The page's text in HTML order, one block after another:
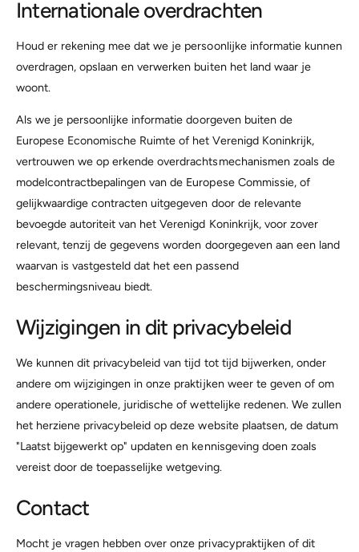
Internationale overdrachten
Houd er rekening mee dat we je persoonlijke informatie kunnen
overdragen, opslaan en verwerken buiten het land waar je
woont.
Als we je persoonlijke informatie doorgeven buiten de
Europese Economische Ruimte of het Verenigd Koninkrijk,
vertrouwen we op erkende overdrachtsmechanismen zoals de
modelcontractbepalingen van de Europese Commissie, of
gelijkwaardige contracten uitgegeven door de relevante
bevoegde autoriteit van het Verenigd Koninkrijk, voor zover
relevant, tenzij de gegevens worden doorgegeven aan een land
waarvan is vastgesteld dat het een passend
beschermingsniveau biedt.
Wijzigingen in dit privacybeleid
We kunnen dit privacybeleid van tijd tot tijd bijwerken, onder
andere om wijzigingen in onze praktijken weer te geven of om
andere operationele, juridische of wettelijke redenen. We zullen
het herziene privacybeleid op deze website plaatsen, de datum
"Laatst bijgewerkt op" updaten en kennisgeving doen zoals
vereist door de toepasselijke wetgeving.
Contact
Mocht je vragen hebben over onze privacypraktijken of dit